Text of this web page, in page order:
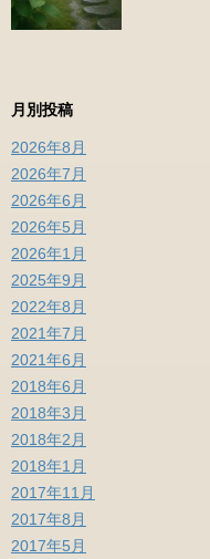
月別投稿
2026年8月
2026年7月
2026年6月
2026年5月
2026年1月
2025年9月
2022年8月
2021年7月
2021年6月
2018年6月
2018年3月
2018年2月
2018年1月
2017年11月
2017年8月
2017年5月